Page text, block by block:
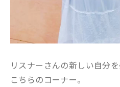
リスナーさんの新しい自分
こちらのコーナー。